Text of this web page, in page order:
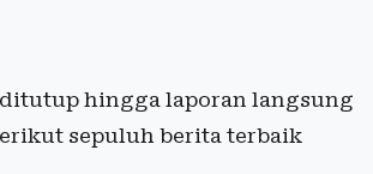
hingga laporan langsung
sepuluh berita terbaik